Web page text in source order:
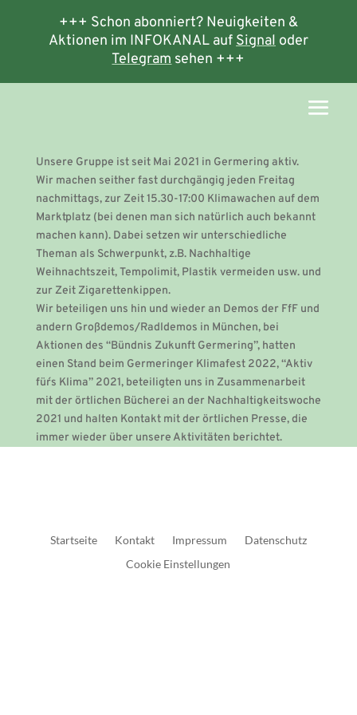
+++ Schon abonniert? Neuigkeiten &
Aktionen im INFOKANAL aufSignaloder
Telegramsehen +++
Unsere Gruppe ist seit Mai 2021 in Germering aktiv.
Wir machen seither fast durchgängig jeden Freitag
nachmittags, zur Zeit 15.30-17:00 Klimawachen auf dem
Marktplatz (bei denen man sich natürlich auch bekannt
machen kann). Dabei setzen wir unterschiedliche
Theman als Schwerpunkt, z.B. Nachhaltige
Weihnachtszeit, Tempolimit, Plastik vermeiden usw. und
zur Zeit Zigarettenkippen.
Wir beteiligen uns hin und wieder an Demos der FfF und
andern Großdemos/Radldemos in München, bei
Aktionen des “Bündnis Zukunft Germering”, hatten
einen Stand beim Germeringer Klimafest 2022, “Aktiv
für´s Klima” 2021, beteiligten uns in Zusammenarbeit
mit der örtlichen Bücherei an der Nachhaltigkeitswoche
2021 und halten Kontakt mit der örtlichen Presse, die
immer wieder über unsere Aktivitäten berichtet.
Startseite Kontakt Impressum
Datenschutz
Cookie Einstellungen